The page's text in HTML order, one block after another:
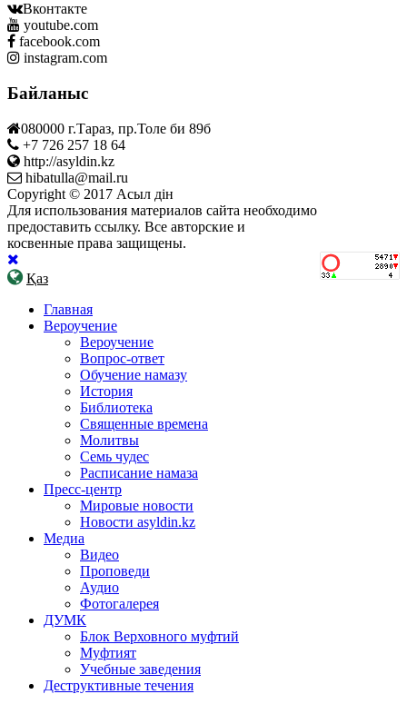
Вконтакте
youtube.com
facebook.com
instagram.com
Байланыс
080000 г.Тараз, пр.Толе би 89б
+7 726 257 18 64
http://asyldin.kz
hibatulla@mail.ru
Copyright © 2017 Асыл дін
Для использования материалов сайта необходимо
предоставить ссылку. Все авторские и
косвенные права защищены.
Қаз
Главная
Вероучение
Вероучение
Вопрос-ответ
Обучение намазу
История
Библиотека
Священные времена
Молитвы
Семь чудес
Расписание намаза
Пресс-центр
Мировые новости
Новости asyldin.kz
Медиа
Видео
Проповеди
Аудио
Фотогалерея
ДУМК
Блок Верховного муфтий
Муфтият
Учебные заведения
Деструктивные течения